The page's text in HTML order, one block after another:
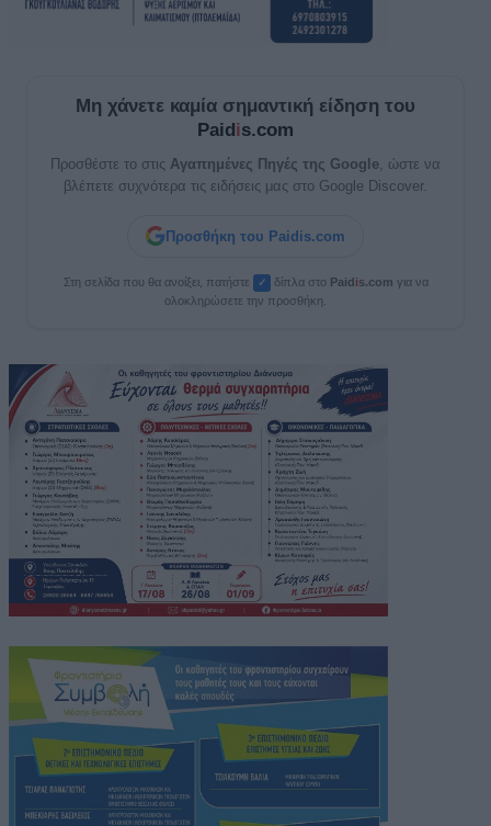
Μη χάνετε καμία σημαντική είδηση του
Paidis.com
Προσθέστε το στις Αγαπημένες Πηγές της Google , ώστε να
βλέπετε συχνότερα τις ειδήσεις μας στο Google Discover.
Προσθήκη του Paidis.com
Στη σελίδα που θα ανοίξει, πατήστε ✓ δίπλα στο Paidis.com για να
ολοκληρώσετε την προσθήκη.